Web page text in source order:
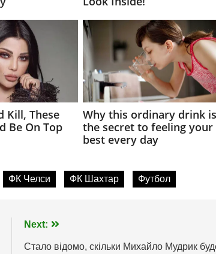
ФК Челси ФК Шахтар Футбол
Next:
Стало відомо, скільки Михайло Мудрик